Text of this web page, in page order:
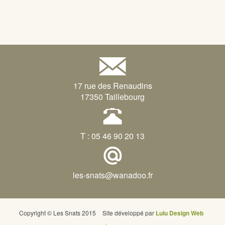
17 rue des Renaudins
17350 Taillebourg
T : 05 46 90 20 13
les-snats@wanadoo.fr
Copyright © Les Snats 2015 Site développé par Lulu Design Web